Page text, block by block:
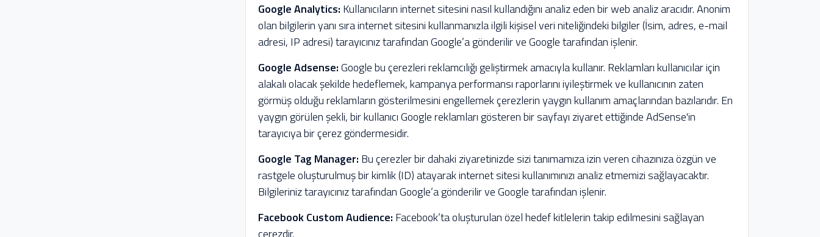
Google Analytics: Kullanıcıların internet sitesini nasıl kullandığını analiz eden bir web analiz aracıdır. Anonim
olan bilgilerin yanı sıra internet sitesini kullanmanızla ilgili kişisel veri niteliğindeki bilgiler (İsim, adres, e-mail
adresi, IP adresi) tarayıcınız tarafından Google’a gönderilir ve Google tarafından işlenir.
Google Adsense:Google bu çerezleri reklamcılığı geliştirmek amacıyla kullanır. Reklamları kullanıcılar için
alakalı olacak şekilde hedeflemek, kampanya performansı raporlarını iyileştirmek ve kullanıcının zaten
görmüş olduğu reklamların gösterilmesini engellemek çerezlerin yaygın kullanım amaçlarından bazılarıdır. En
yaygın görülen şekli, bir kullanıcı Google reklamları gösteren bir sayfayı ziyaret ettiğinde AdSense'in
tarayıcıya bir çerez göndermesidir.
Google Tag Manager: Bu çerezler bir dahaki ziyaretinizde sizi tanımamıza izin veren cihazınıza özgün ve
rastgele oluşturulmuş bir kimlik (ID) atayarak internet sitesi kullanımınızı analiz etmemizi sağlayacaktır.
Bilgileriniz tarayıcınız tarafından Google’a gönderilir ve Google tarafından işlenir.
Facebook Custom Audience: Facebook’ta oluşturulan özel hedef kitlelerin takip edilmesini sağlayan
çerezdir.